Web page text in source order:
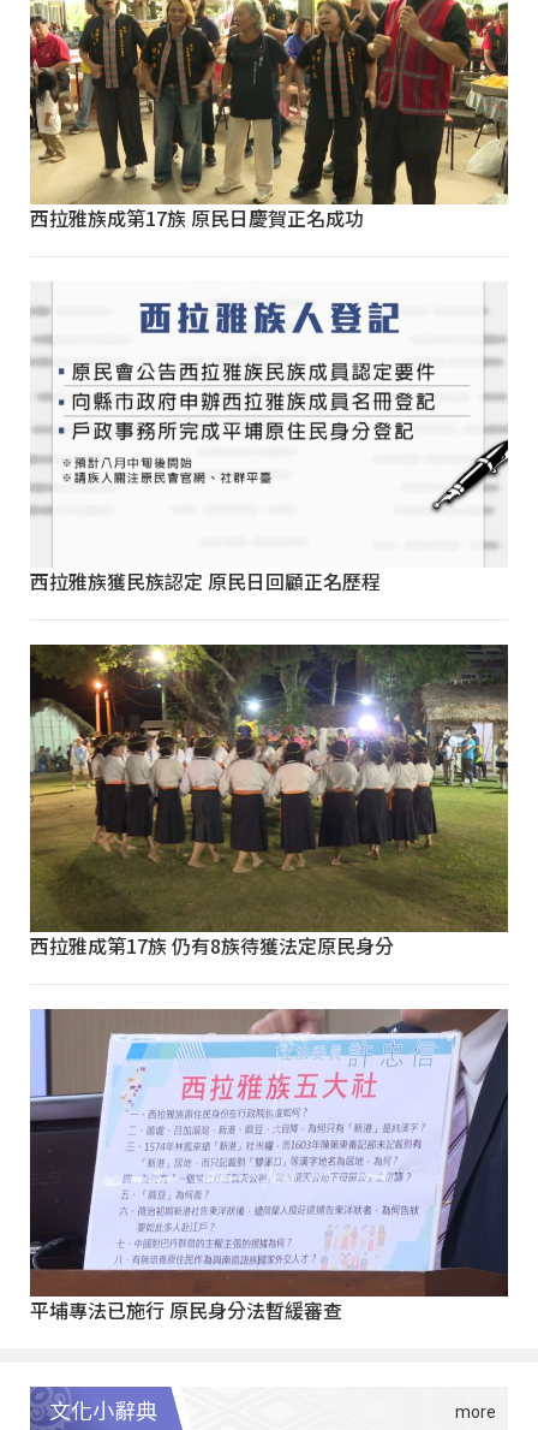
西拉雅族成第17族 原民日慶賀正名成功
西拉雅族獲民族認定 原民日回顧正名歷程
西拉雅成第17族 仍有8族待獲法定原民身分
平埔專法已施行 原民身分法暫緩審查
文化小辭典